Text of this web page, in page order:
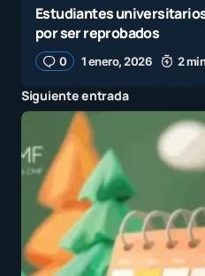
Estudiantes
por ser reprobados
0 1 enero, 2026 2
Siguiente entrada